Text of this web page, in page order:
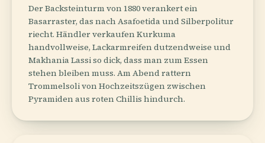
Der Backsteinturm von 1880 verankert ein
Basarraster, das nach Asafoetida und Silberpolitur
riecht. Händler verkaufen Kurkuma
handvollweise, Lackarmreifen dutzendweise und
Makhania Lassi so dick, dass man zum Essen
stehen bleiben muss. Am Abend rattern
Trommelsoli von Hochzeitszügen zwischen
Pyramiden aus roten Chillis hindurch.